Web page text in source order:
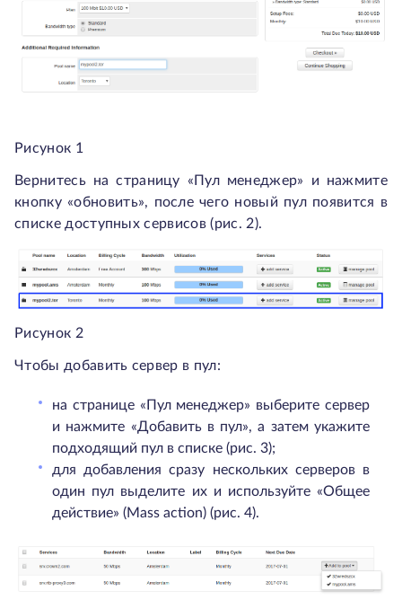
Рисунок 1
Вернитесь на страницу «Пул менеджер» и нажмите
кнопку «обновить», после чего новый пул появится в
списке доступных сервисов (рис. 2).
Рисунок 2
Чтобы добавить сервер в пул:
на странице «Пул менеджер» выберите сервер
и нажмите «Добавить в пул», а затем укажите
подходящий пул в списке (рис. 3);
для добавления сразу нескольких серверов в
один пул выделите их и используйте «Общее
действие» (Mass action) (рис. 4).